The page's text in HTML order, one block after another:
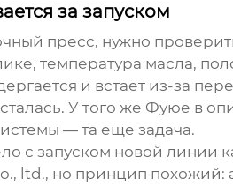
за запуском
пресс, нужно
температура масла,
и встает из-за
У того же Фуюе в
— та еще задача.
с запуском новой линии
ltd., но принцип